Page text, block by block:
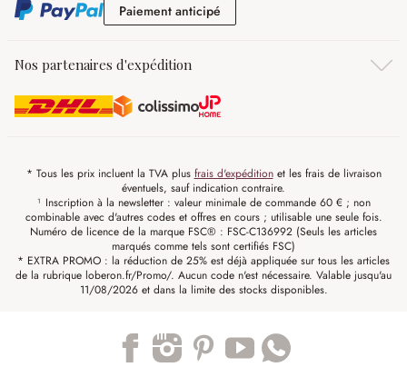
Paiement anticipé
Nos partenaires d'expédition
* Tous les prix incluent la TVA plus frais d'expéditionet les frais de livraison
éventuels, sauf indication contraire.
¹ Inscription à la newsletter : valeur minimale de commande 60 € ; non
combinable avec d'autres codes et offres en cours ; utilisable une seule fois.
Numéro de licence de la marque FSC® : FSC-C136992 (Seuls les articles
marqués comme tels sont certifiés FSC)
* EXTRA PROMO : la réduction de 25% est déjà appliquée sur tous les articles
de la rubrique loberon.fr/Promo/. Aucun code n'est nécessaire. Valable jusqu'au
11/08/2026 et dans la limite des stocks disponibles.